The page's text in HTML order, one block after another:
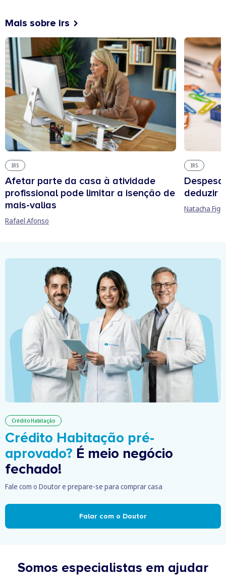
Mais sobre irs
IRS
Afetar parte da casa à atividade
profissional pode limitar a isenção de
mais-valias
Rafael Afonso
IRS
deduzir
Natacha
Crédito Habitação
Crédito Habitação pré-
aprovado? É meio negócio
fechado!
Fale com o Doutor e prepare-se para comprar casa
Falar com o Doutor
Somos especialistas em ajudar